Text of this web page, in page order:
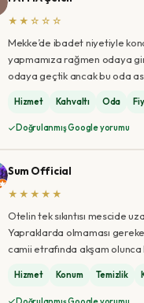
★★☆☆☆
Mekke’de ibadet niyetiyle
yapmamıza rağmen odaya
odaya geçtik ancak bu oda
Hizmet Kahvaltı Oda
Doğrulanmış Google yorumu
Sum Official
★★★★★
Otelin tek sıkıntısı mescide
Yapraklarda olmaması
camii etrafında akşam olunca
Hizmet Konum Temizlik